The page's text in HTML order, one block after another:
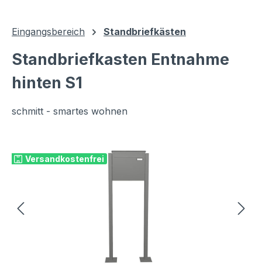
Eingangsbereich Standbriefkästen
Standbriefkasten Entnahme
hinten S1
schmitt - smartes wohnen
Versandkostenfrei